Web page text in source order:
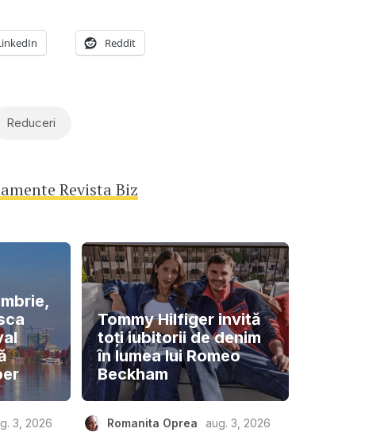
Reddit
Reduceri
Revista Biz
3, 2026
Tommy Hilfiger invită
toți iubitorii de denim
în lumea lui Romeo
Beckham
Romanita Oprea aug. 3, 2026